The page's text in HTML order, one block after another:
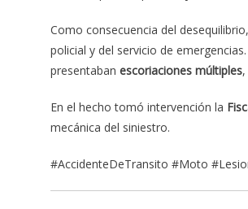
Como consecuencia del desequilibrio,
policial y del servicio de
presentaban escoriaciones múltiples
En el hecho tomó intervención la
mecánica del siniestro.
#AccidenteDeTransito #Moto